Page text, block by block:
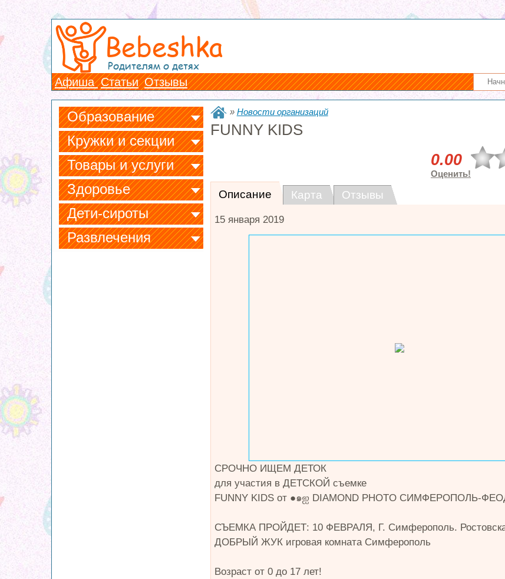
Bebeshka
Родителям о детях
Афиша Статьи Отзывы
Образование
Кружки и секции
Товары и услуги
Здоровье
Дети-сироты
Развлечения
» Новости организаций
FUNNY KIDS
0.00
Оценить!
Описание Карта Отзывы
15 января 2019
СРОЧНО ИЩЕМ ДЕТОК
для участия в ДЕТСКОЙ съемке
FUNNY KIDS от ●๑ஐ DIAMOND PHOTO СИМФЕРОПОЛЬ-
СЪЕМКА ПРОЙДЕТ: 10 ФЕВРАЛЯ, Г. Симферополь.
ДОБРЫЙ ЖУК игровая комната Симферополь
Возраст от 0 до 17 лет!